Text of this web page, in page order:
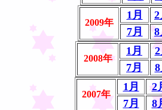
2009年
1月
2
7月
8
2008年
1月
7月
2007年
1月
2
7月
8